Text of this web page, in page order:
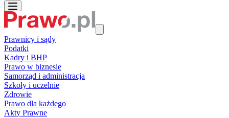
Prawnicy i sądy
Podatki
Kadry i BHP
Prawo w biznesie
Samorząd i administracja
Szkoły i uczelnie
Zdrowie
Prawo dla każdego
Akty Prawne